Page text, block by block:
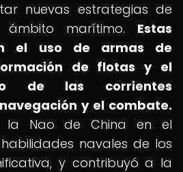
nuevas estrategias de
marítimo. Estas
el uso de armas de
de flotas y el
de las corrientes
y el combate.
la Nao de China en el
navales de los
y contribuyó a la